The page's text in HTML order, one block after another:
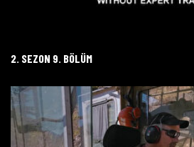
2. SEZON 9. BÖLÜM